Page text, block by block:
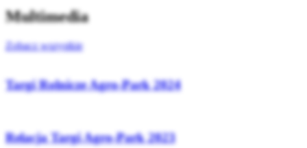
Multimedia
Zobacz wszystkie
Targi Rolnicze Agro-Park 2024
Relacja Targi Agro-Park 2023